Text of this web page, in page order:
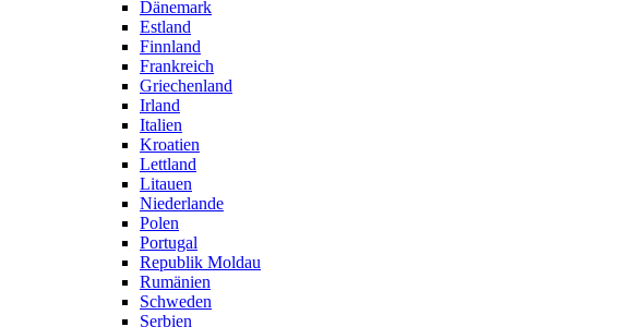
Dänemark
Estland
Finnland
Frankreich
Griechenland
Irland
Italien
Kroatien
Lettland
Litauen
Niederlande
Polen
Portugal
Republik Moldau
Rumänien
Schweden
Serbien